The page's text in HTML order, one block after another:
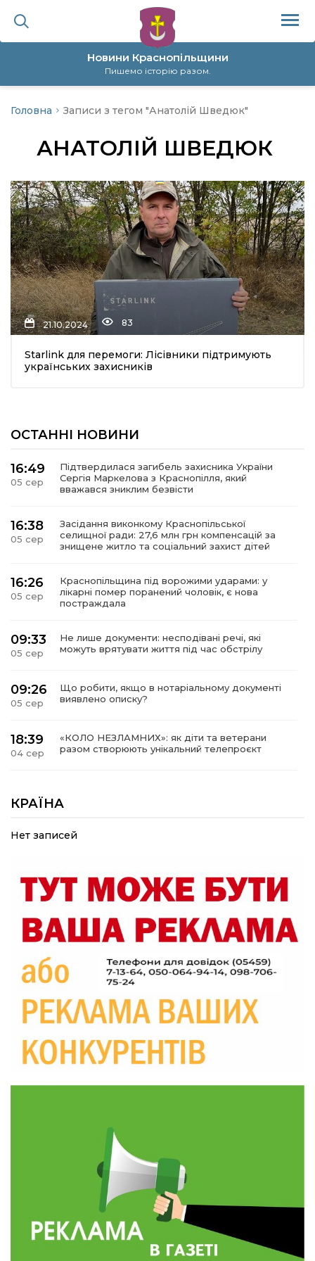
Новини Краснопільщини
Пишемо історію разом.
політика
Головна Записи з тегом "Анатолій Шведюк"
АНАТОЛІЙ ШВЕДЮК
21.10.2024 83
Starlink для перемоги: Лісівники підтримують
українських захисників
ОСТАННІ НОВИНИ
16:49
05 сер
Підтвердилася загибель захисника України
Сергія Маркелова з Краснопілля, який
вважався зниклим безвісти
16:38
05 сер
Засідання виконкому Краснопільської
селищної ради: 27,6 млн грн компенсацій за
знищене житло та соціальний захист дітей
16:26
05 сер
Краснопільщина під ворожими ударами: у
лікарні помер поранений чоловік, є нова
постраждала
09:33
05 сер
Не лише документи: несподівані речі, які
можуть врятувати життя під час обстрілу
09:26
05 сер
Що робити, якщо в нотаріальному документі
виявлено описку?
18:39
04 сер
«КОЛО НЕЗЛАМНИХ»: як діти та ветерани
разом створюють унікальний телепроєкт
04 сер
прикордоння до втраченого дому
19:36
Пишіть листи самому собі, або як уникнути
19:29
30 лип
«Все закінчиться, приїду й одружуся…»: Пам’яті
26-річного Захисника Богдана Ємця (ВІДЕО)
20:06
Паливо по 100 грн та ризик дефіциту: чому в
28 лип
Житлові сертифікати, підготовка до зими та
підтримка ВПО: підсумки засідання виконкому
Краснопільської селищної ради
10:36
28 лип
Валентина Масалітіна: «Нас тримає віра в
Перемогу і повернення додому»
Обмежено придатний, але безмежно
вмотивований: Як колишній лісівник став асом
артилерії
490 пацієнтів та 15 відвіданих сіл: МБФ
«Альянс громадського здоров’я» підбив
підсумки роботи мобільних клінік у Сумській
області
КРАЇНА
Нет записей